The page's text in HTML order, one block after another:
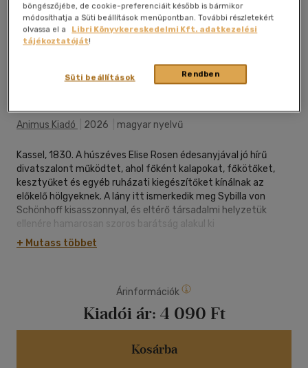
Kívánságlistához adom
Animus Kiadó 2026 magyar nyelvű
Kassel, 1830. A húszéves Elise Rosen édesanyjával jó hírű
divatszalont működtet, ahol főként kalapokat, főkötőket,
kesztyűket és egyéb ruházati kiegészítőket kínálnak az
előkelő hölgyeknek. A lány itt ismerkedik meg Sybilla von
Schönhoff kisasszonnyal, és eltérő társadalmi helyzetük
ellenére hamarosan szoros barátság alakul ki
közöttük.Csakhogy Sybilla vőlegénye, Johann Georg von
Haynau hadnagy váratlanul szerelmet vall Elisének, és ez
Elisét súlyos bűncselekménnyel vádolják meg egy titokzatos
tanú vallomása alapján. Nem marad más hátra, a lánynak el
kell hagynia a várost.Frankfurtba utazik, ahol szobalányként
vállal munkát, de közben egy saját kalapkészítő műhelyről
álmodozik. Sorsa tovább bonyolódik, amikor váratlanul az apja
+ Mutass többet
Árinformációk
Kiadói ár: 4 090 Ft
Kosárba
böngészőjébe, de cookie-preferenciáit később is bármikor
módosíthatja a Süti beállítások menüpontban. További részletekért
olvassa el a
Libri Könyvkereskedelmi Kft. adatkezelési
tájékoztatóját!
Rendben
Süti beállítások